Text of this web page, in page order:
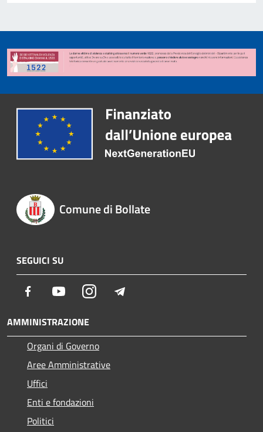
Comune di Bollate
SEGUICI SU
Facebook YoutubeInstagram
AMMINISTRAZIONE
Organi di Governo
Aree Amministrative
Uffici
Enti e fondazioni
Politici